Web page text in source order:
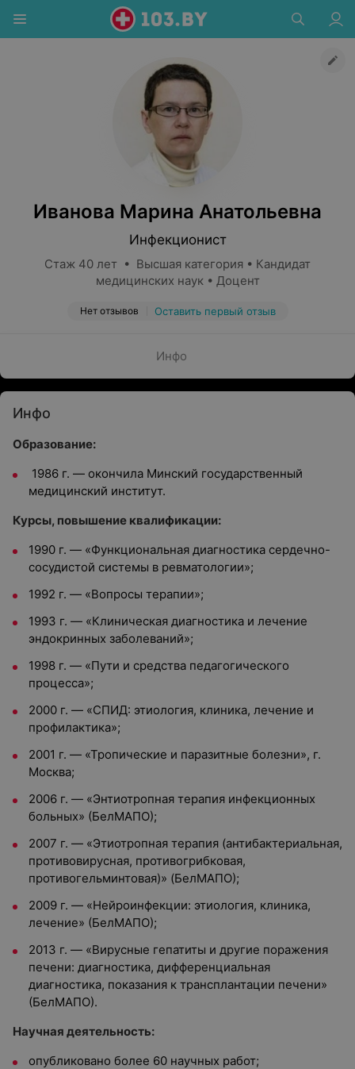
Иванова Марина Анатольевна
Инфекционист
Стаж 40 лет • Высшая категория • Кандидат
медицинских наук • Доцент
Нет отзывов Оставить первый отзыв
Инфо
Инфо
Образование:
1986 г. — окончила Минский государственный
медицинский институт.
Курсы, повышение квалификации:
1990 г. — «Функциональная диагностика сердечно-
сосудистой системы в ревматологии»;
1992 г. — «Вопросы терапии»;
1993 г. — «Клиническая диагностика и лечение
эндокринных заболеваний»;
1998 г. — «Пути и средства педагогического
процесса»;
2000 г. — «СПИД: этиология, клиника, лечение и
профилактика»;
2001 г. — «Тропические и паразитные болезни», г.
Москва;
2006 г. — «Энтиотропная терапия инфекционных
больных» (БелМАПО);
2007 г. — «Этиотропная терапия (антибактериальная,
противовирусная, противогрибковая,
противогельминтовая)» (БелМАПО);
2009 г. — «Нейроинфекции: этиология, клиника,
лечение» (БелМАПО);
2013 г. — «Вирусные гепатиты и другие поражения
печени: диагностика, дифференциальная
диагностика, показания к трансплантации печени»
(БелМАПО).
Научная деятельность:
опубликовано более 60 научных работ;